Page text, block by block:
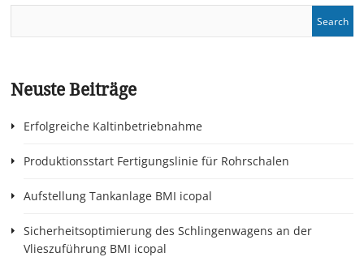
Neuste Beiträge
Erfolgreiche Kaltinbetriebnahme
Produktionsstart Fertigungslinie für Rohrschalen
Aufstellung Tankanlage BMI icopal
Sicherheitsoptimierung des Schlingenwagens an der
Vlieszuführung BMI icopal